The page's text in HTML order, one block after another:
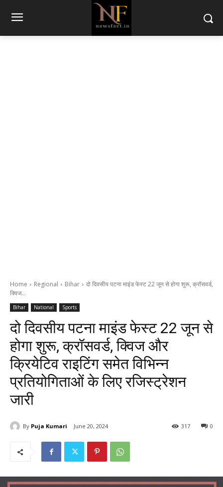
Home Regional Bihar
दो दिवसीय पटना माइंड फेस्ट 22 जून से होगा शुरू, क्रॉसवर्ड,
क्विज...
Bihar National Sports
दो दिवसीय पटना माइंड फेस्ट 22 जून से
होगा शुरू, क्रॉसवर्ड, क्विज और
क्रियेटिव राइटिंग समेत विभिन्न
प्रतियोगिताओं के लिए रजिस्ट्रेशन
जारी
By Puja Kumari June 20, 2024 0
317